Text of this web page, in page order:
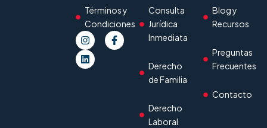
Términos y
Condiciones
Consulta
Jurídica
Inmediata
Derecho
de Familia
Derecho
Laboral
Blog y
Recursos
Preguntas
Frecuentes
Contacto